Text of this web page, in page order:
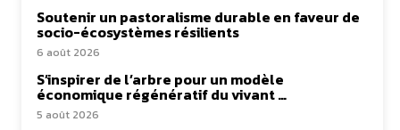
Soutenir un pastoralisme durable en faveur de
socio-écosystèmes résilients
6 août 2026
S’inspirer de l’arbre pour un modèle
économique régénératif du vivant …
5 août 2026